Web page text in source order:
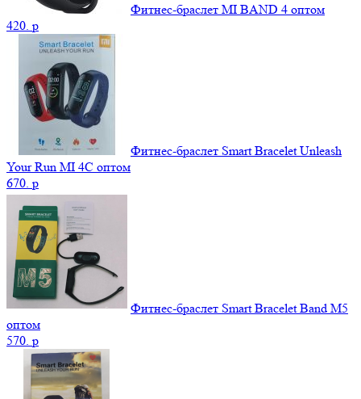
Фитнес-браслет MI BAND 4 оптом
420. p
Фитнес-браслет Smart Bracelet Unleash
Your Run MI 4C оптом
670. p
Фитнес-браслет Smart Bracelet Band M5
оптом
570. p